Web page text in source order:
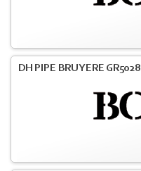
DH PIPE BRUYERE GR5028